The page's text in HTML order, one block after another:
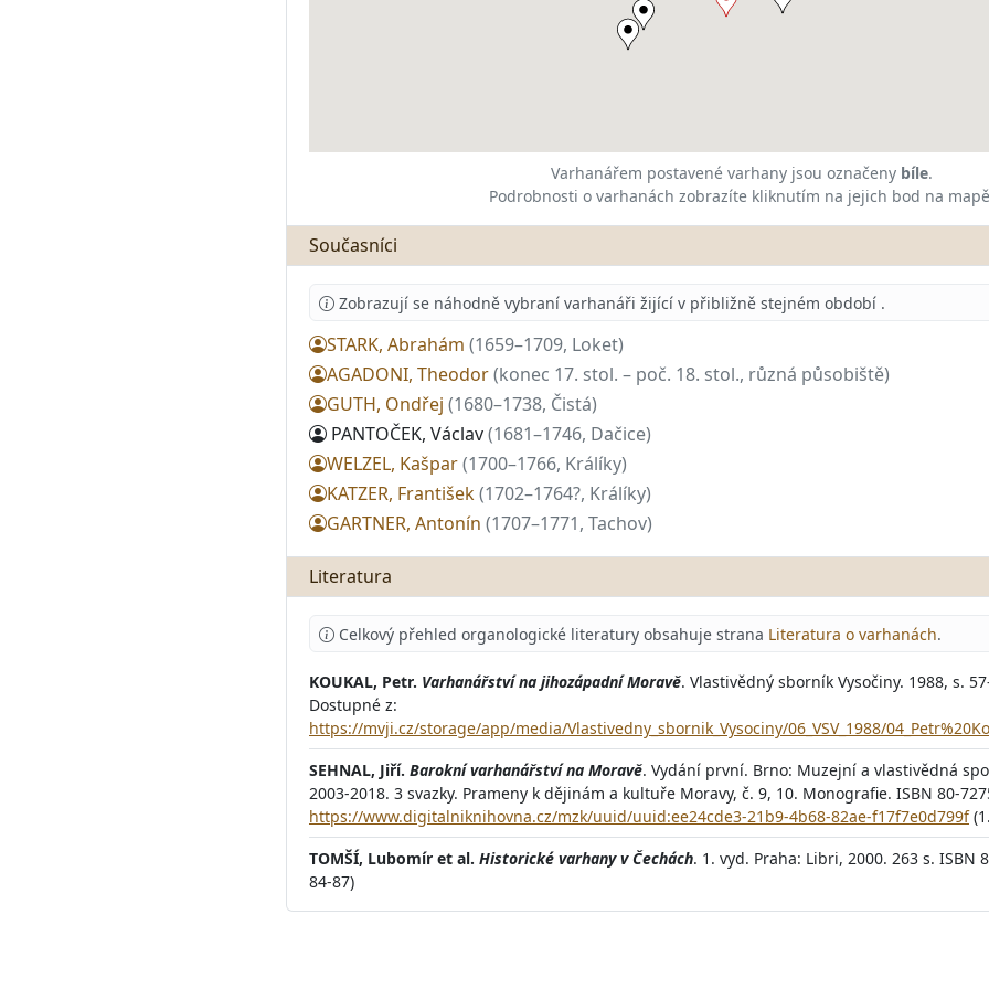
Varhanářem postavené varhany jsou označeny bíle.
Podrobnosti o varhanách zobrazíte kliknutím na jejich bod na
Současníci
Zobrazují se náhodně vybraní varhanáři žijící v přibližně stejném období .
STARK, Abrahám (1659–1709, Loket)
AGADONI, Theodor(konec 17. stol. – poč. 18. stol., různá působiště)
GUTH, Ondřej (1680–1738, Čistá)
PANTOČEK, Václav(1681–1746, Dačice)
WELZEL, Kašpar(1700–1766, Králíky)
KATZER, František(1702–1764?, Králíky)
GARTNER, Antonín (1707–1771, Tachov)
Literatura
Celkový přehled organologické literatury obsahuje strana Literatura o varhanách.
KOUKAL, Petr. Varhanářství na jihozápadní Moravě. Vlastivědný sborník Vysočiny. 1988, s.
Dostupné z:
https://mvji.cz/storage/app/media/Vlastivedny_sbornik_Vysociny/06_VSV_1988/
SEHNAL, Jiří. Barokní varhanářství na Moravě. Vydání první. Brno: Muzejní a vlastivědná
2003-2018. 3 svazky. Prameny k dějinám a kultuře Moravy, č. 9, 10. Monografie. ISBN 80-
https://www.digitalniknihovna.cz/mzk/uuid/uuid:ee24cde3-21b9-4b68-82ae-f17f7e0d799f
TOMŠÍ, Lubomír et al. Historické varhany v Čechách. 1. vyd. Praha: Libri, 2000. 263 s. ISBN
84-87)